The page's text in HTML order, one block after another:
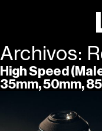
Archivos:
High Speed
35mm, 50mm,